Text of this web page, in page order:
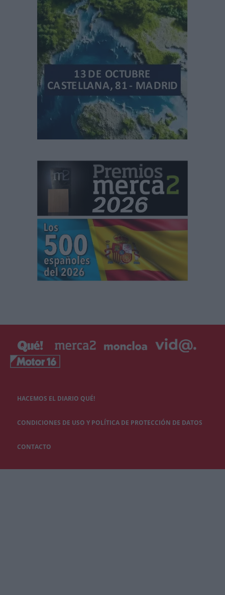
HACEMOS EL DIARIO QUÉ!
CONDICIONES DE USO Y POLÍTICA DE PROTECCIÓN DE DATOS
CONTACTO